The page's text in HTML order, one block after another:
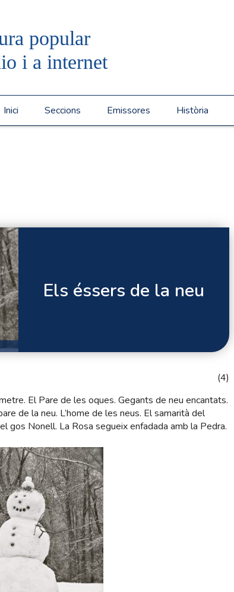
popular
i a internet
Inici Seccions Emissores Història
Els éssers de la neu
(4)
El Pare de les oques. Gegants de neu encantats.
de la neu. L’home de les neus. El samarità del
gos Nonell. La Rosa segueix enfadada amb la Pedra.